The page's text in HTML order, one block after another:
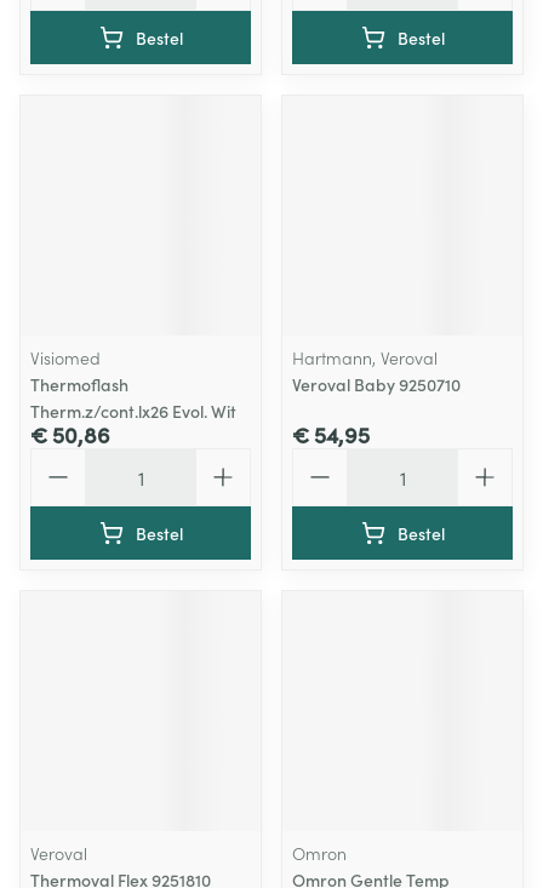
Bestel Bestel
Visiomed
Thermoflash
Therm.z/cont.lx26 Evol. Wit
€ 50,86
Bestel
Hartmann, Veroval
Veroval Baby 9250710
€ 54,95
Bestel
Veroval
Thermoval Flex 9251810
Omron
Omron Gentle Temp